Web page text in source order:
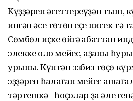
Күҙҙәрен әсеттереүҙән тыш,
ингән әсе төтөн еҫе нисек тә
Сөмбөл иҫке өйгә ҡабаттан
элекке оло мейес, ҡаҙаны
урыны. Күптән эзбиз төҫө
эҙҙәрен һаҡлаған мейес
тәртешкә - һоҫҡолар ҙа әле